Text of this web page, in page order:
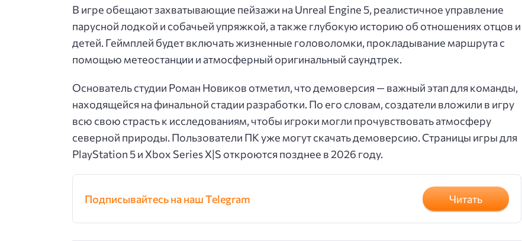
В игре обещают захватывающие пейзажи на Unreal Engine 5, реалистичное управление
парусной лодкой и собачьей упряжкой, а также глубокую историю об отношениях отцов и
детей. Геймплей будет включать жизненные головоломки, прокладывание маршрута с
помощью метеостанции и атмосферный оригинальный саундтрек.
Основатель студии Роман Новиков отметил, что демоверсия — важный этап для команды,
находящейся на финальной стадии разработки. По его словам, создатели вложили в игру
всю свою страсть к исследованиям, чтобы игроки могли прочувствовать атмосферу
северной природы. Пользователи ПК уже могут скачать демоверсию. Страницы игры для
PlayStation 5 и Xbox Series X|S откроются позднее в 2026 году.
Подписывайтесь на наш Telegram Читать